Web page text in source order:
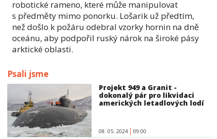
robotické rameno, které může manipulovat
s předměty mimo ponorku. Lošarik už předtím,
než došlo k požáru odebral vzorky hornin na dně
oceánu, aby podpořil ruský nárok na široké pásy
arktické oblasti.
Psali jsme
Projekt 949 a Granit -
dokonalý pár pro likvidaci
amerických letadlových lodí
08. 05. 2024 09:00